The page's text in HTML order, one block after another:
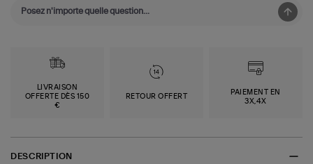
LIVRAISON
OFFERTE DÈS 150
€
RETOUR OFFERT
PAIEMENT EN
3X,4X
DESCRIPTION